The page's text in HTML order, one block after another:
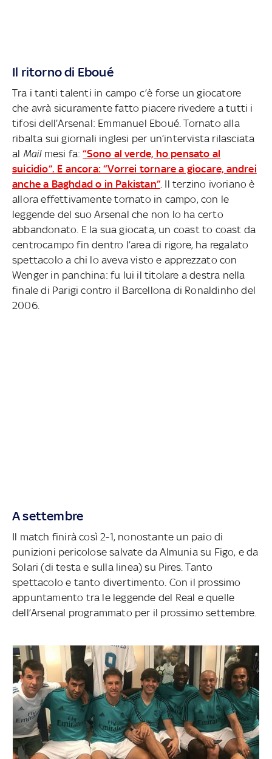
Il ritorno di Eboué
Tra i tanti talenti in campo c’è forse un giocatore
che avrà sicuramente fatto piacere rivedere a tutti i
tifosi dell’Arsenal: Emmanuel Eboué. Tornato alla
ribalta sui giornali inglesi per un’intervista rilasciata
al Mail mesi fa: “Sono al verde, ho pensato al
suicidio”. E ancora: “Vorrei tornare a giocare, andrei
anche a Baghdad o in Pakistan” . Il terzino ivoriano è
allora effettivamente tornato in campo, con le
leggende del suo Arsenal che non lo ha certo
abbandonato. E la sua giocata, un coast to coast da
centrocampo fin dentro l’area di rigore, ha regalato
spettacolo a chi lo aveva visto e apprezzato con
Wenger in panchina: fu lui il titolare a destra nella
finale di Parigi contro il Barcellona di Ronaldinho del
2006.
A settembre
Il match finirà così 2-1, nonostante un paio di
punizioni pericolose salvate da Almunia su Figo, e da
Solari (di testa e sulla linea) su Pires. Tanto
spettacolo e tanto divertimento. Con il prossimo
appuntamento tra le leggende del Real e quelle
dell’Arsenal programmato per il prossimo settembre.